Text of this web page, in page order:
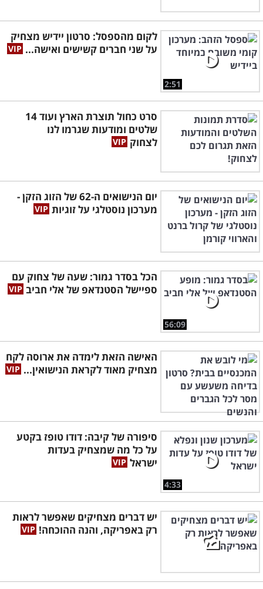
2:51
לקום מהספסל: סרטון יידיש מצחיק
על שני חברים קשישים ואישה...
סרט כחול תוצרת הארץ ועוד 14
שלטים ומודעות שגרמו לנו
לצחוק
יום הנישואים ה-62 של הזוג הזקן -
מערכון נוסטלגי על זוגיות
56:09
הכל בסדר גמור: שעה של צחוק עם
ספיישל הסטנדאפ של אלי חביב
האישה הזאת לימדה את ארוסה לקח
מצחיק מאוד לקראת הנישואין...
4:33
סיפורה של קיבה: דודו טופז בקטע
על כל מה שמצחיק בעדות
ישראל
יש דברים מצחיקים שאפשר לראות
רק באפריקה, והנה ההוכחה!